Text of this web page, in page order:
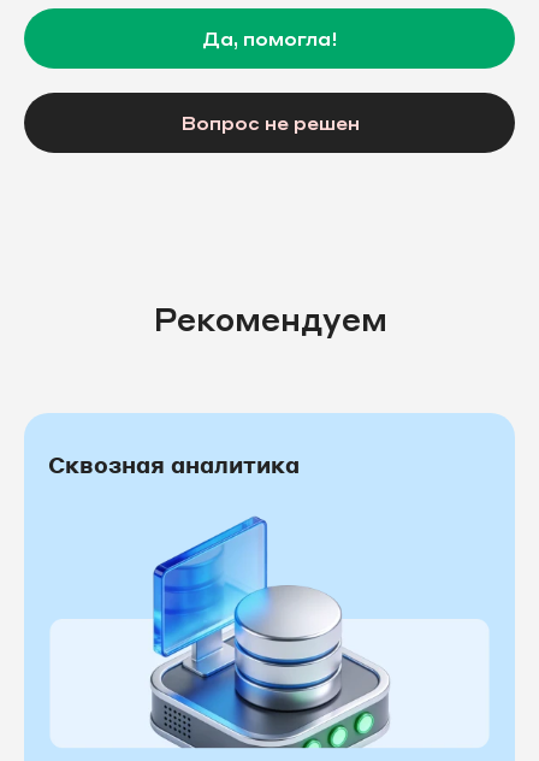
Да, помогла!
Вопрос не решен
Рекомендуем
Сквозная аналитика